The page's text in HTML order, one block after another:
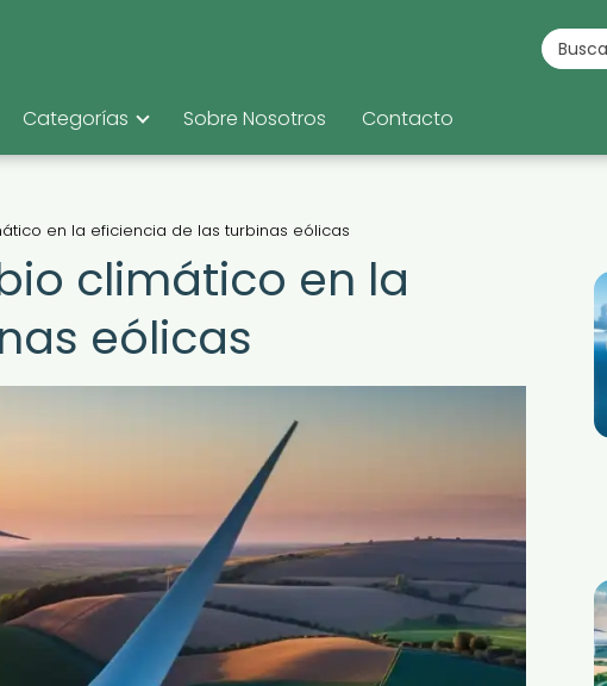
Categorías Sobre Nosotros Contacto
en la eficiencia de las turbinas eólicas
climático en la
eólicas